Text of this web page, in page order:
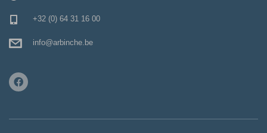
+32 (0) 64 31 16 00
info@arbinche.be